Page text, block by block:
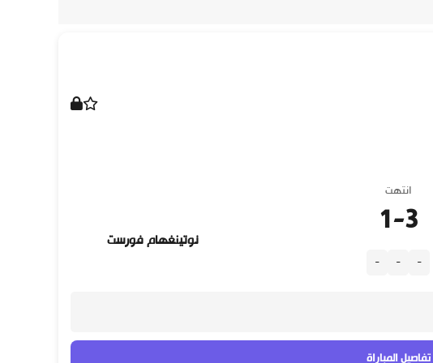
انتهت
3
-
1
-
-
-
نوتينغهام فورست
تفاصيل المباراة